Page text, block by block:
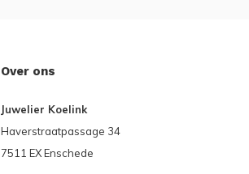
Over ons
Juwelier Koelink
Haverstraatpassage 34
7511 EX Enschede